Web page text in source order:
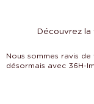
Découvrez
Nous sommes ravis
désormais avec 36H-